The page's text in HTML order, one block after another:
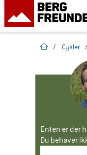
Hjemmeside
/ Cykler /
Enten er der
Du behøver